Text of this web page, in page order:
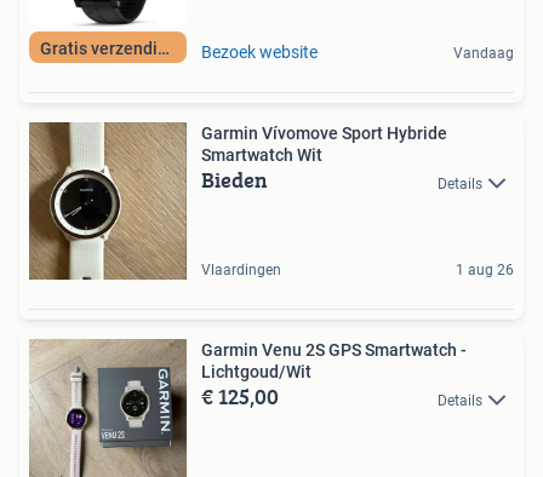
Gratis verzending Bezoek website Vandaag
Garmin Vívomove Sport Hybride
Smartwatch Wit
Bieden Details
Vlaardingen 1 aug 26
Garmin Venu 2S GPS Smartwatch -
Lichtgoud/Wit
€ 125,00 Details